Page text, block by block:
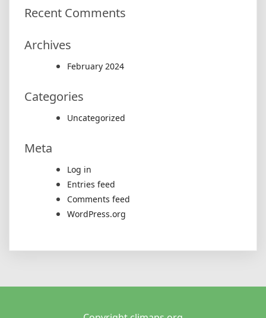
Recent Comments
Archives
February 2024
Categories
Uncategorized
Meta
Log in
Entries feed
Comments feed
WordPress.org